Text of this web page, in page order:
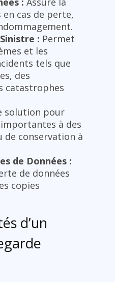
cas de perte,
: Permet
et les
tels que
des
catastrophes
solution pour
à des
conservation à
de Données :
de données
copies
d’un